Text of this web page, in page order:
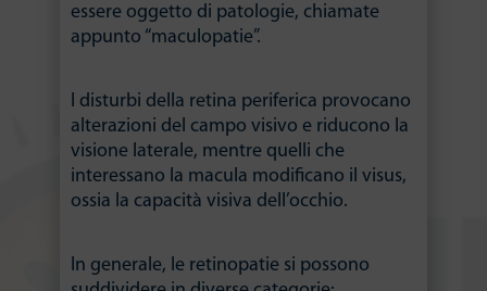
essere oggetto di patologie, chiamate
appunto “maculopatie”.
I disturbi della retina periferica provocano
alterazioni del campo visivo e riducono la
visione laterale, mentre quelli che
interessano la macula modificano il visus,
ossia la capacità visiva dell’occhio.
In generale, le retinopatie si possono